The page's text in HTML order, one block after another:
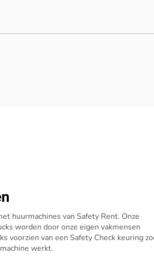
huurmachines van Safety Rent. Onze
worden door onze eigen vakmensen
voorzien van een Safety Check keuring
werkt.